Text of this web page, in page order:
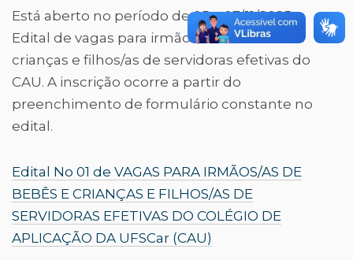
Está aberto no período de 05 a 07/11/2025 o
Edital de vagas para irmãos/ãs de bebês e
crianças e filhos/as de servidoras efetivas do
CAU. A inscrição ocorre a partir do
preenchimento de formulário constante no
edital.
Edital No 01 de VAGAS PARA IRMÃOS/AS DE
BEBÊS E CRIANÇAS E FILHOS/AS DE
SERVIDORAS EFETIVAS DO COLÉGIO DE
APLICAÇÃO DA UFSCar (CAU)